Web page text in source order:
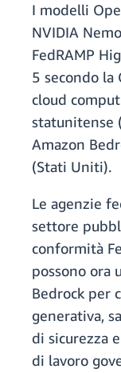
I modelli
NVIDIA
FedRAMP
5 secondo la
cloud
statunitense
Amazon
(Stati Uniti).
Le agenzie
settore
conformità
possono ora
Bedrock per
generativa,
di sicurezza
di lavoro